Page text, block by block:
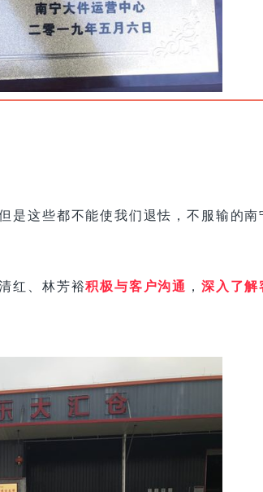
是这些都不能使我们退怯，不服输的南
红、林芳裕积极与客户沟通 ， 深入了解